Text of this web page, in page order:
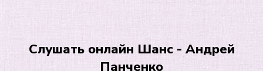
Слушать онлайн Шанс - Андрей
Панченко